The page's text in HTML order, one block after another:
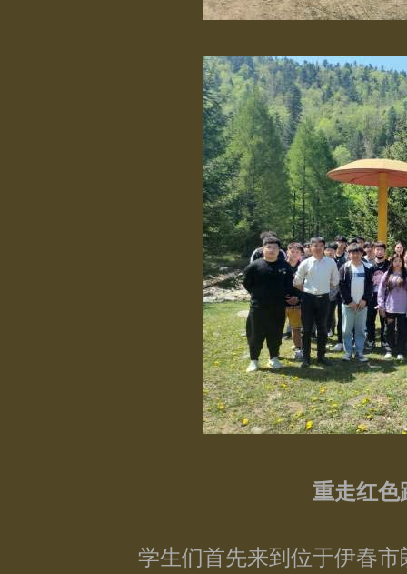
重走红色
学生们首先来到位于伊春市